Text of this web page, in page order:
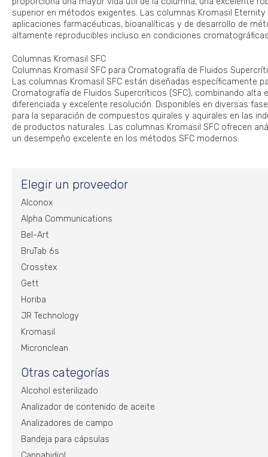
superior en métodos exigentes. Las columnas Kromasil
aplicaciones farmacéuticas, bioanalíticas y de desarrollo de
altamente reproducibles incluso en condiciones
Columnas Kromasil SFC
Columnas Kromasil SFC para Cromatografía de Fluidos
Las columnas Kromasil SFC están diseñadas específicamente
Cromatografía de Fluidos Supercríticos (SFC), combinando alta
diferenciada y excelente resolución. Disponibles en diversas
para la separación de compuestos quirales y aquirales en las
de productos naturales. Las columnas Kromasil SFC ofrecen
un desempeño excelente en los métodos SFC modernos.
Elegir un proveedor
Alconox
Alpha Communications
Bel-Art
BruTab 6s
Crosstex
Gett
Horiba
JR Technology
Kromasil
Micronclean
Otras categorías
Alcohol esterilizado
Analizador de contenido de aceite
Analizadores de campo
Bandeja para cápsulas